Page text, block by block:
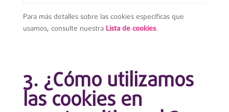
Para más detalles sobre las cookies específicas que
usamos, consulte nuestra Lista de cookies.
3. ¿Cómo utilizamos
las cookies en